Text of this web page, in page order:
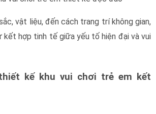
vật liệu, đến cách trang trí không gian,
hợp tinh tế giữa yếu tố hiện đại và vui
kế khu vui chơi trẻ em kết